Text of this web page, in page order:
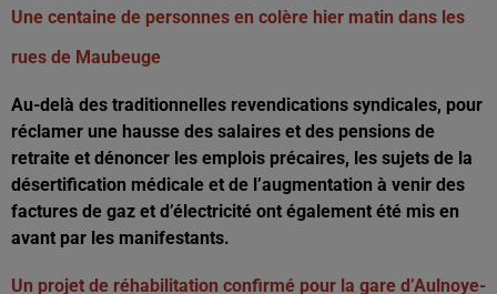
Une centaine de personnes en colère hier matin dans les
rues de Maubeuge
Au-delà des traditionnelles revendications syndicales, pour
réclamer une hausse des salaires et des pensions de
retraite et dénoncer les emplois précaires, les sujets de la
désertification médicale et de l’augmentation à venir des
factures de gaz et d’électricité ont également été mis en
avant par les manifestants.
Un projet de réhabilitation confirmé pour la gare d’Aulnoye-